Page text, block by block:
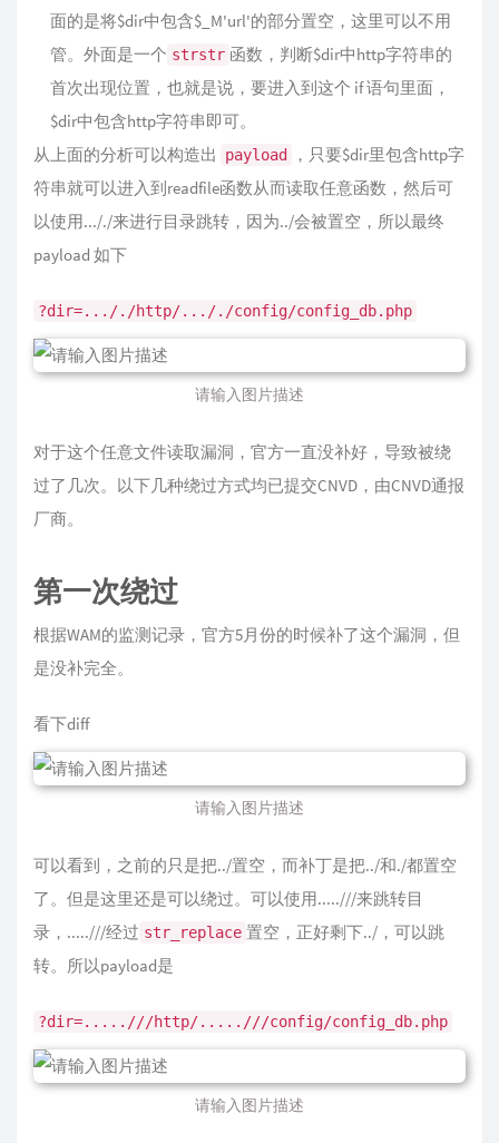
面的是将$dir中包含$_M'url'的部分置空，这里可以不用
管。外面是一个 strstr 函数，判断$dir中http字符串的
首次出现位置，也就是说，要进入到这个 if 语句里面，
$dir中包含http字符串即可。
从上面的分析可以构造出
payload
，只要$dir里包含http字
符串就可以进入到readfile函数从而读取任意函数，然后可
以使用..././来进行目录跳转，因为../会被置空，所以最终
payload 如下
?dir=..././http/..././config/config_db.php
请输入图片描述
对于这个任意文件读取漏洞，官方一直没补好，导致被绕
过了几次。以下几种绕过方式均已提交CNVD，由CNVD通报
厂商。
第一次绕过
根据WAM的监测记录，官方5月份的时候补了这个漏洞，但
是没补完全。
看下diff
请输入图片描述
可以看到，之前的只是把../置空，而补丁是把../和./都置空
了。但是这里还是可以绕过。可以使用.....///来跳转目
录，.....///经过 str_replace 置空，正好剩下../，可以跳
转。所以payload是
?dir=.....///http/.....///config/config_db.php
请输入图片描述